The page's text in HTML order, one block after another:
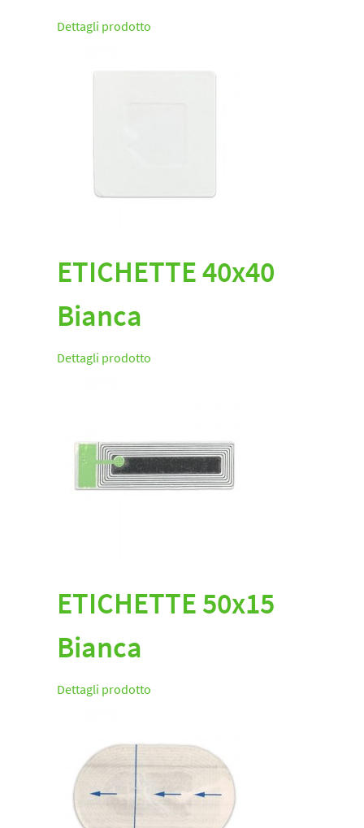
Dettagli prodotto
ETICHETTE 40x40
Bianca
Dettagli prodotto
ETICHETTE 50x15
Bianca
Dettagli prodotto